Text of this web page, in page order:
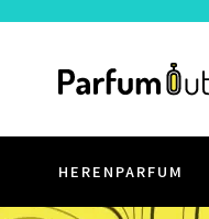
HERENPARFUM